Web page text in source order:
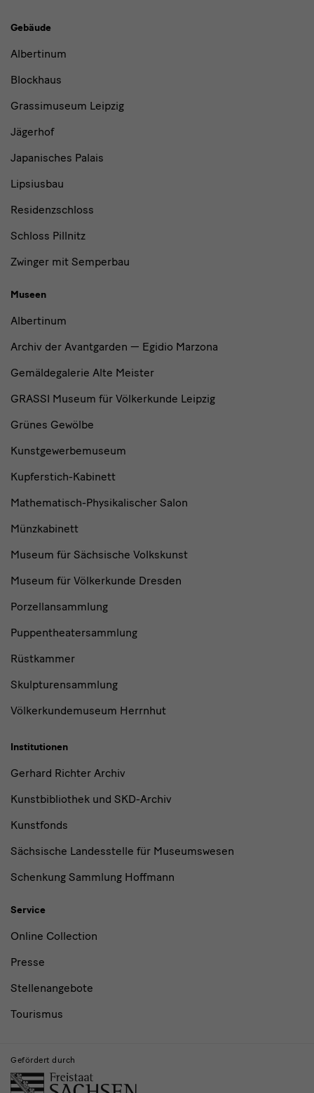
Gebäude,
Museen
Institutionen
Gebäude
Albertinum
Blockhaus
Grassimuseum Leipzig
Jägerhof
Japanisches Palais
Lipsiusbau
Residenzschloss
Schloss Pillnitz
Zwinger mit Semperbau
Museen
Albertinum
Archiv der Avantgarden — Egidio Marzona
Gemäldegalerie Alte Meister
GRASSI Museum für Völkerkunde Leipzig
Grünes Gewölbe
Kunstgewerbemuseum
Kupferstich-Kabinett
Mathematisch-Physikalischer Salon
Münzkabinett
Museum für Sächsische Volkskunst
Museum für Völkerkunde Dresden
Porzellansammlung
Puppentheatersammlung
Rüstkammer
Skulpturensammlung
Völkerkundemuseum Herrnhut
Institutionen
Gerhard Richter Archiv
Kunstbibliothek und SKD-Archiv
Kunstfonds
Sächsische Landesstelle für Museumswesen
Schenkung Sammlung Hoffmann
Service
Online Collection
Presse
Stellenangebote
Tourismus
Gefördert durch